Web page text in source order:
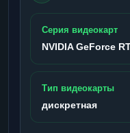
Серия видеокарт
NVIDIA GeForce
Тип видеокарты
дискретная